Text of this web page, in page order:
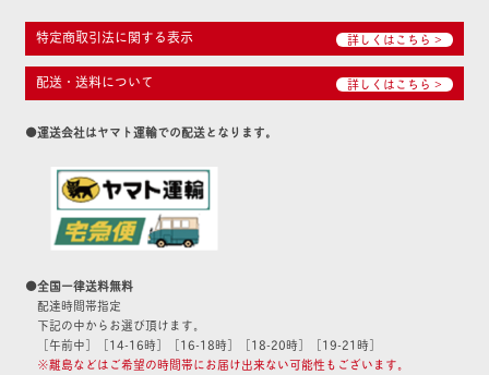
特定商取引法に関する表示 詳しくはこちら >
配送・送料について 詳しくはこちら >
●運送会社はヤマト運輸での配送となります。
●全国一律送料無料
配達時間帯指定
下記の中からお選び頂けます。
［午前中］［14-16時］［16-18時］［18-20時］［19-21時］
※離島などはご希望の時間帯にお届け出来ない可能性もございます。